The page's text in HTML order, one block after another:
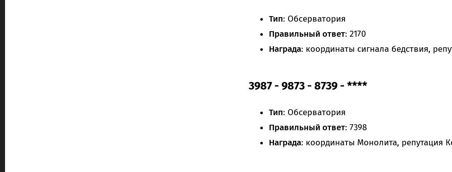
Тип: Обсерватория
Правильный ответ: 2170
Награда: координаты сигнала бедствия,
3987 - 9873 - 8739 - ****
Тип: Обсерватория
Правильный ответ: 7398
Награда: координаты Монолита, репутация